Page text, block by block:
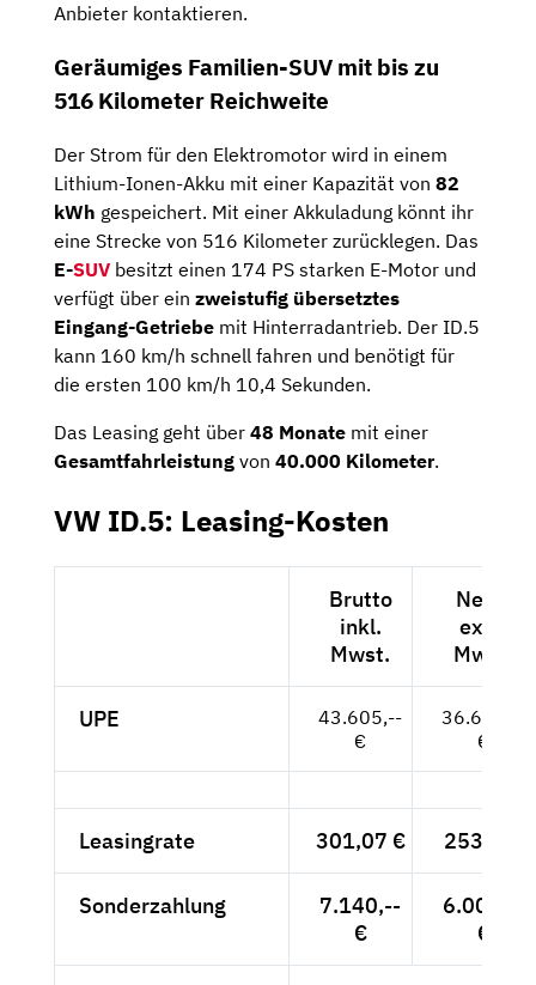
Anbieter kontaktieren.
Geräumiges Familien-SUV mit bis zu
516 Kilometer Reichweite
Der Strom für den Elektromotor wird in einem
Lithium-Ionen-Akku mit einer Kapazität von 82
kWh gespeichert. Mit einer Akkuladung könnt ihr
eine Strecke von 516 Kilometer zurücklegen. Das
E-SUV besitzt einen 174 PS starken E-Motor und
verfügt über ein zweistufig übersetztes
Eingang-Getriebe mit Hinterradantrieb. Der ID.5
kann 160 km/h schnell fahren und benötigt für
die ersten 100 km/h 10,4 Sekunden.
Das Leasing geht über 48 Monate mit einer
Gesamtfahrleistung von 40.000 Kilometer.
VW ID.5: Leasing-Kosten
Brutto
inkl.
Mwst.
Netto
exkl.
Mwst.
UPE
43.605,--
€
36.643,--
€
Leasingrate 301,07 € 253,-- €
Sonderzahlung
7.140,--
€
6.000,--
€